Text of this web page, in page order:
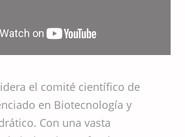
el comité científico de
en Biotecnología y
Con una vasta